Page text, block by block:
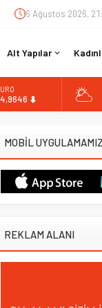
6 Ağustos 2026,
Alt Yapılar
13.798,82
DOLAR
MOBİL
REKLAM ALANI